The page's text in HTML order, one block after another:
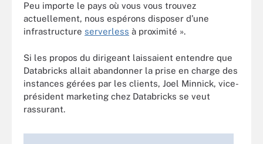
Peu importe le pays où vous vous trouvez
actuellement, nous espérons disposer d’une
infrastructure serverless à proximité ».
Si les propos du dirigeant laissaient entendre que
Databricks allait abandonner la prise en charge des
instances gérées par les clients, Joel Minnick, vice-
président marketing chez Databricks se veut
rassurant.